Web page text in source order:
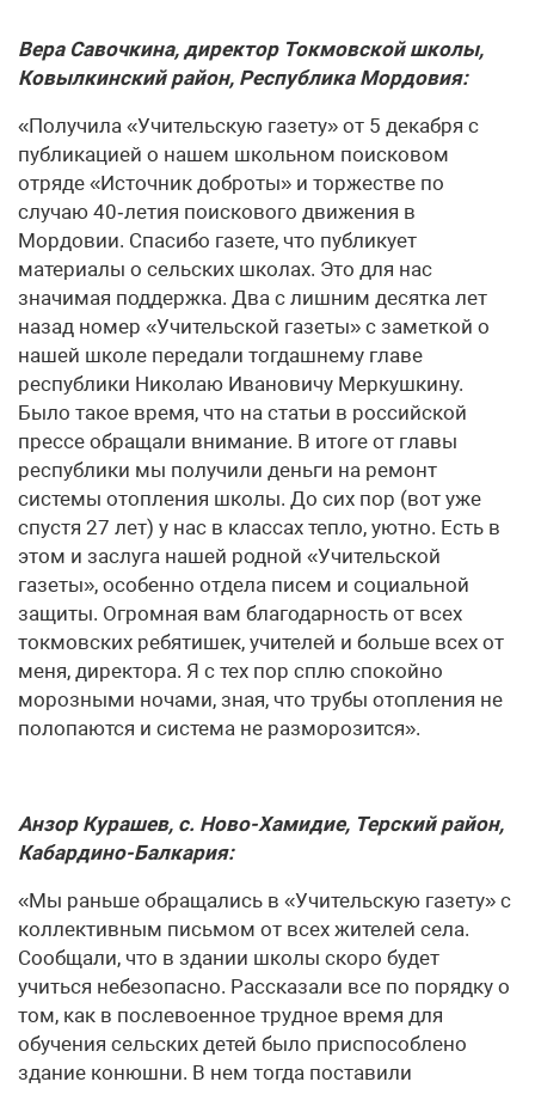
Вера Савочкина, директор Токмовской школы,
Ковылкинский район, Республика Мордовия:
«Получила «Учительскую газету» от 5 декабря с
публикацией о нашем школьном поисковом
отряде «Источник доброты» и торжестве по
случаю 40‑летия поискового движения в
Мордовии. Спасибо газете, что публикует
материалы о сельских школах. Это для нас
значимая поддержка. Два с лишним десятка лет
назад номер «Учительской газеты» с заметкой о
нашей школе передали тогдашнему главе
республики Николаю Ивановичу Меркушкину.
Было такое время, что на статьи в российской
прессе обращали внимание. В итоге от главы
республики мы получили деньги на ремонт
системы отопления школы. До сих пор (вот уже
спустя 27 лет) у нас в классах тепло, уютно. Есть в
этом и заслуга нашей родной «Учительской
газеты», особенно отдела писем и социальной
защиты. Огромная вам благодарность от всех
токмовских ребятишек, учителей и больше всех от
меня, директора. Я с тех пор сплю спокойно
морозными ночами, зная, что трубы отопления не
полопаются и система не разморозится».
Анзор Курашев, с. Ново-Хамидие, Терский район,
Кабардино-Балкария:
«Мы раньше обращались в «Учительскую газету» с
коллективным письмом от всех жителей села.
Сообщали, что в здании школы скоро будет
учиться небезопасно. Рассказали все по порядку о
том, как в послевоенное трудное время для
обучения сельских детей было приспособлено
здание конюшни. В нем тогда поставили